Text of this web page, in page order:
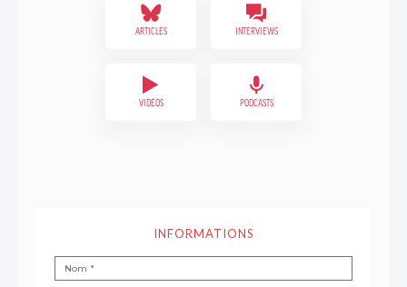
ARTICLES INTERVIEWS
VIDÉOS PODCASTS